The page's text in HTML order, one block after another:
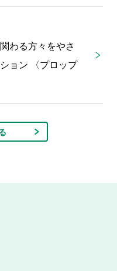
わる方々をやさ
ョン 〈プロップ